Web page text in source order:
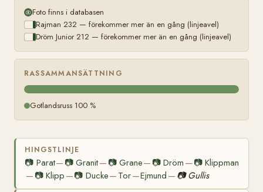
Foto finns i databasen
Rajman 232 — förekommer mer än en gång (linjeavel)
Dröm Junior 212 — förekommer mer än en gång (linjeavel)
RASSAMMANSÄTTNING
Gotlandsruss 100 %
HINGSTLINJE
📷 Parat— 📷Granit— 📷 Grane— 📷 Dröm — 📷Klippman
— 📷Klipp —📷 Ducke— Tor—Ejmund — 📷 Gullis